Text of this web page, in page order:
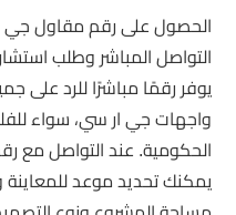
الحصول على رقم مقاول جي
التواصل المباشر وطلب
يوفر رقمًا مباشرًا للرد على
واجهات جي ار سي، سواء للفلل
الحكومية. عند التواصل مع
يمكنك تحديد موعد